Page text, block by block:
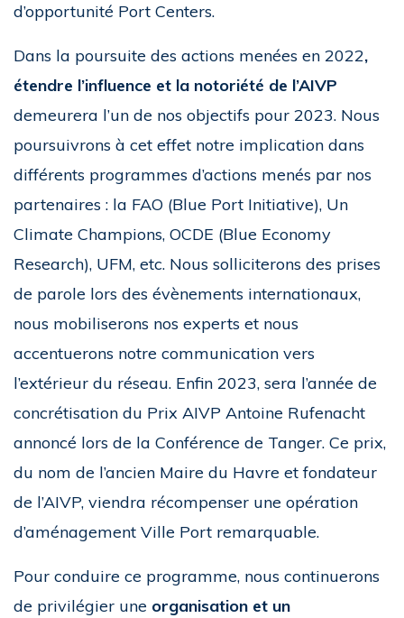
d’opportunité Port Centers.
Dans la poursuite des actions menées en 2022,
étendre l’influence et la notoriété de l’AIVP
demeurera l’un de nos objectifs pour 2023. Nous
poursuivrons à cet effet notre implication dans
différents programmes d’actions menés par nos
partenaires : la FAO (Blue Port Initiative), Un
Climate Champions, OCDE (Blue Economy
Research), UFM, etc. Nous solliciterons des prises
de parole lors des évènements internationaux,
nous mobiliserons nos experts et nous
accentuerons notre communication vers
l’extérieur du réseau. Enfin 2023, sera l’année de
concrétisation du Prix AIVP Antoine Rufenacht
annoncé lors de la Conférence de Tanger. Ce prix,
du nom de l’ancien Maire du Havre et fondateur
de l’AIVP, viendra récompenser une opération
d’aménagement Ville Port remarquable.
Pour conduire ce programme, nous continuerons
de privilégier une organisation et un